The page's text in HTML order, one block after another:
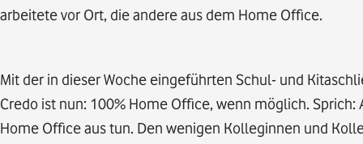
arbeitete vor Ort, die andere aus dem Home Office.
Mit der in dieser Woche eingeführten Schul- und
Credo ist nun: 100% Home Office, wenn möglich.
Home Office aus tun. Den wenigen Kolleginnen und